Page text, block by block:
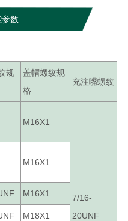
数
规
盖帽螺纹规
格
充注嘴螺纹
M16X1
7/16-
20UNF
M16X1
M16X1
M18X1